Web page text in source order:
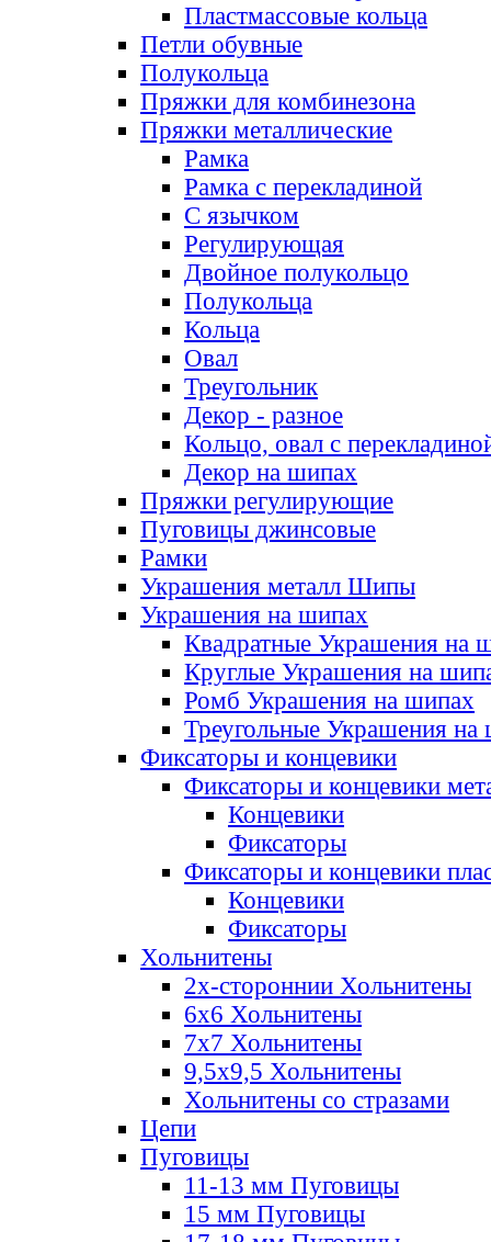
Пластмассовые кольца
Петли обувные
Полукольца
Пряжки для комбинезона
Пряжки металлические
Рамка
Рамка с перекладиной
С язычком
Регулирующая
Двойное полукольцо
Полукольца
Кольца
Овал
Треугольник
Декор - разное
Кольцо, овал с
Декор на шипах
Пряжки регулирующие
Пуговицы джинсовые
Рамки
Украшения металл Шипы
Украшения на шипах
Квадратные Украшения на
Круглые Украшения на
Ромб Украшения на шипах
Треугольные Украшения на
Фиксаторы и концевики
Фиксаторы и концевики
Концевики
Фиксаторы
Фиксаторы и концевики
Концевики
Фиксаторы
Хольнитены
2х-стороннии Хольнитены
6х6 Хольнитены
7х7 Хольнитены
9,5х9,5 Хольнитены
Хольнитены со стразами
Цепи
Пуговицы
11-13 мм Пуговицы
15 мм Пуговицы